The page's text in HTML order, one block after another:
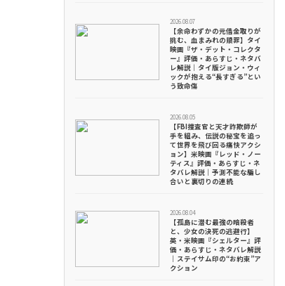
2026.08.07
【余命わずかの元借金取りが
挑む、血まみれの贖罪】タイ
映画『ザ・デット・コレクタ
ー』評価・あらすじ・ネタバ
レ解説｜タイ版ジョン・ウィ
ックが抱える“長すぎる”とい
う致命傷
2026.08.05
【FBI捜査官と天才詐欺師が
手を組み、伝説の秘宝を追っ
て世界を飛び回る痛快アクシ
ョン】米映画『レッド・ノー
ティス』評価・あらすじ・ネ
タバレ解説｜予測不能な騙し
合いと裏切りの連続
2026.08.04
【孤島に潜む最強の暗殺者
と、少女の決死の逃避行】
英・米映画『シェルター』評
価・あらすじ・ネタバレ解説
｜ステイサム印の“お約束”ア
クション